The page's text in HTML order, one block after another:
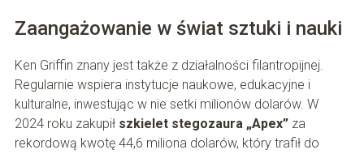
Zaangażowanie w świat sztuki i nauki
Ken Griffin znany jest także z działalności filantropijnej.
Regularnie wspiera instytucje naukowe, edukacyjne i
kulturalne, inwestując w nie setki milionów dolarów. W
2024 roku zakupił szkielet stegozaura „Apex”za
rekordową kwotę 44,6 miliona dolarów, który trafił do